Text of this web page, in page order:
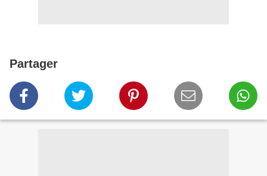
Partager